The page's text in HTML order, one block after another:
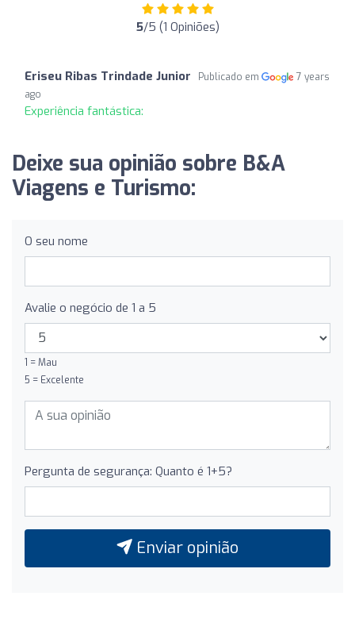
5/5 (1 Opiniões)
Eriseu Ribas Trindade Junior Publicado em
7 years
ago
Experiência fantástica:
Deixe sua opinião sobre B&A
Viagens e Turismo:
O seu nome
Avalie o negócio de 1 a 5
1 = Mau
5 = Excelente
Pergunta de segurança: Quanto é 1+5?
Enviar opinião